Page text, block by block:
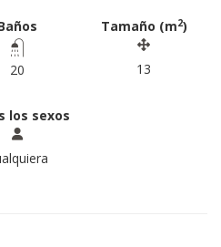
20
Tamaño (m2)
13
los sexos